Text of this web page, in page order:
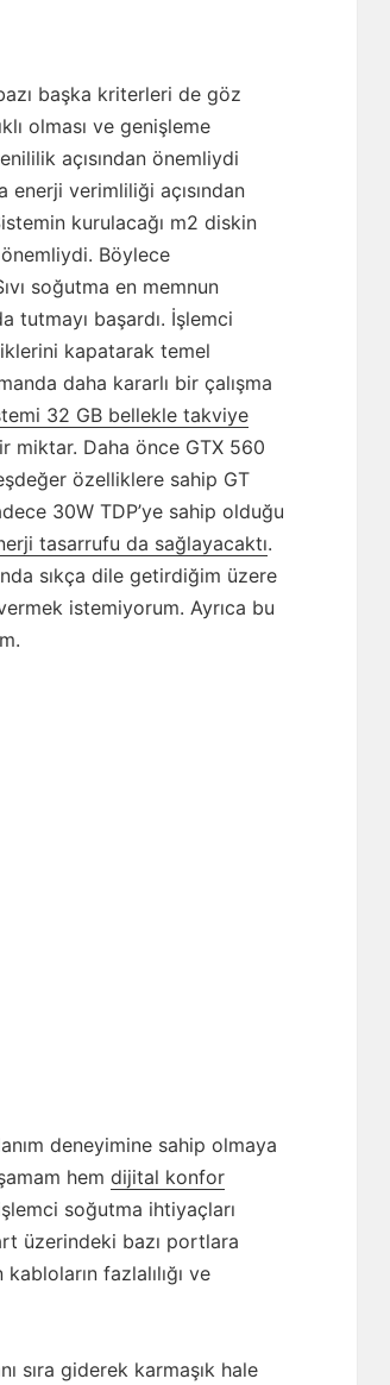
başka kriterleri de göz
olması ve genişleme
açısından önemliydi
verimliliği açısından
kurulacağı m2 diskin
Böylece
soğutma en memnun
tutmayı başardı. İşlemci
kapatarak temel
daha kararlı bir çalışma
32 GB bellekle takviye
miktar. Daha önce GTX 560
özelliklere sahip GT
30W TDP’ye sahip olduğu
tasarrufu da sağlayacaktı.
sıkça dile getirdiğim üzere
istemiyorum. Ayrıca bu
deneyimine sahip olmaya
hem dijital konfor
soğutma ihtiyaçları
üzerindeki bazı portlara
fazlalılığı ve
sıra giderek karmaşık hale